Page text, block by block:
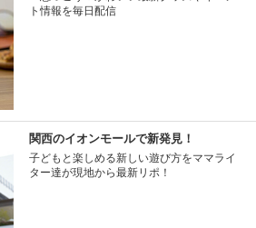
ト情報を毎日配信
関西のイオンモールで新発見！
子どもと楽しめる新しい遊び方をママライ
ター達が現地から最新リポ！